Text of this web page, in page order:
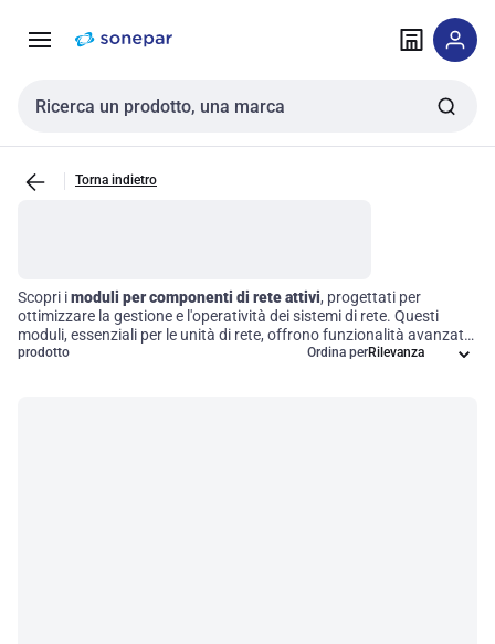
navigazione alla
Cerca input
Torna indietro
Scopri imoduli per componenti di rete attivi, progettati per
ottimizzare la gestione e l'operatività dei sistemi di rete. Questi
moduli, essenziali per le unità di rete, offrono funzionalità avanzate
per iltrattamento dei dati
, la comunicazione e il controllo,
prodotto Ordina per